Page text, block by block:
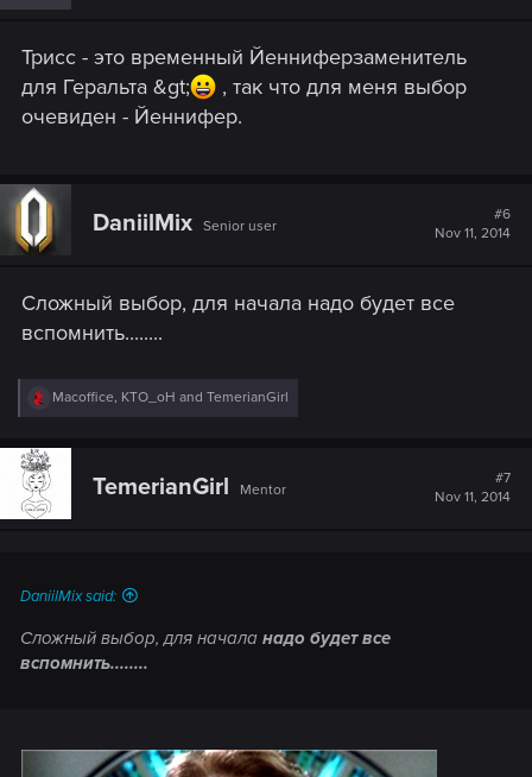
:
Трисс - это временный Йенниферзаменитель
для Геральта &gt;
, так что для меня выбор
очевиден - Йеннифер.
DaniilMix Senior user
#6
Nov 11, 2014
Сложный выбор, для начала надо будет все
вспомнить........
R
e
c
o
Macoffice, KTO_oH and TemerianGirl
TemerianGirl Mentor
#7
Nov 11, 2014
DaniilMix said:
Сложный выбор, для начала надо будет все
вспомнить........